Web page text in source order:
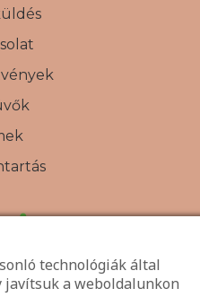
technológiák által
a weboldalunkon